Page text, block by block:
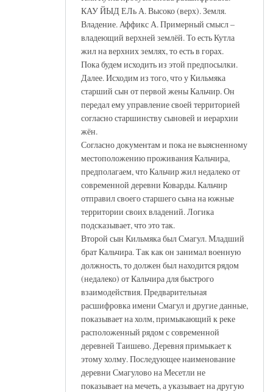
КАУ ЙЫД ЕЛь А. Высоко (верх). Земля.
Владение. Аффикс А. Примерный смысл –
владеющий верхней землёй. То есть Кутла
жил на верхних землях, то есть в горах.
Пока будем исходить из этой предпосылки.
Далее. Исходим из того, что у Кильмяка
старший сын от первой жены Кальчир. Он
передал ему управление своей территорией
согласно старшинству сыновей и иерархии
жён.
Согласно документам и пока не выясненному
местоположению проживания Кальчира,
предполагаем, что Кальчир жил недалеко от
современной деревни Коварды. Кальчир
отправил своего старшего сына на южные
территории своих владений. Логика
подсказывает, что это так.
Второй сын Кильмяка был Смагул. Младший
брат Кальчира. Так как он занимал военную
должность, то должен был находится рядом
(недалеко) от Кальчира для быстрого
взаимодействия. Предварительная
расшифровка имени Смагул и другие данные,
показывает на холм, примыкающий к реке
расположенный рядом с современной
деревней Таишево. Деревня примыкает к
этому холму. Последующее наименование
деревни Смагулово на Месетли не
показывает на мечеть, а указывает на другую